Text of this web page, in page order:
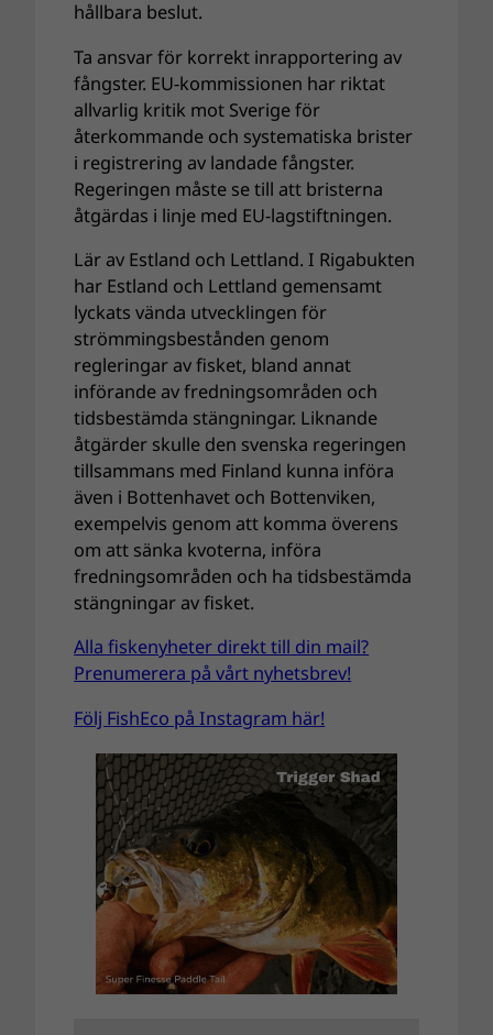
hållbara beslut.
Ta ansvar för korrekt inrapportering av
fångster. EU-kommissionen har riktat
allvarlig kritik mot Sverige för
återkommande och systematiska brister
i registrering av landade fångster.
Regeringen måste se till att bristerna
åtgärdas i linje med EU-lagstiftningen.
Lär av Estland och Lettland. I Rigabukten
har Estland och Lettland gemensamt
lyckats vända utvecklingen för
strömmingsbestånden genom
regleringar av fisket, bland annat
införande av fredningsområden och
tidsbestämda stängningar. Liknande
åtgärder skulle den svenska regeringen
tillsammans med Finland kunna införa
även i Bottenhavet och Bottenviken,
exempelvis genom att komma överens
om att sänka kvoterna, införa
fredningsområden och ha tidsbestämda
stängningar av fisket.
Alla fiskenyheter direkt till din mail?
Prenumerera på vårt nyhetsbrev!
Följ FishEco på Instagram här!